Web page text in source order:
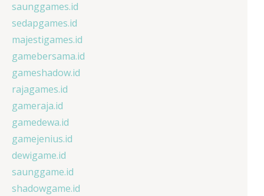
saunggames.id
sedapgames.id
majestigames.id
gamebersama.id
gameshadow.id
rajagames.id
gameraja.id
gamedewa.id
gamejenius.id
dewigame.id
saunggame.id
shadowgame.id